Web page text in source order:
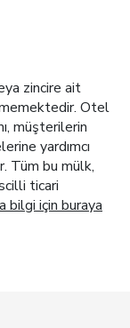
zincire ait
Otel
müşterilerin
yardımcı
Tüm bu mülk,
ticari
bilgi için buraya